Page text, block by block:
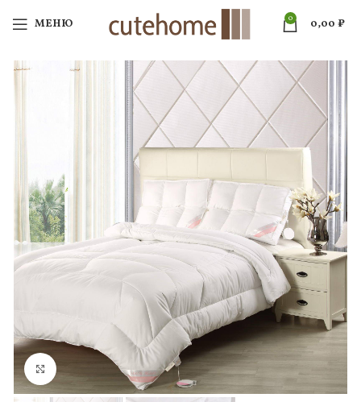
МЕНЮ 0 0,00 ₽
Нажмите, чтобы увеличить